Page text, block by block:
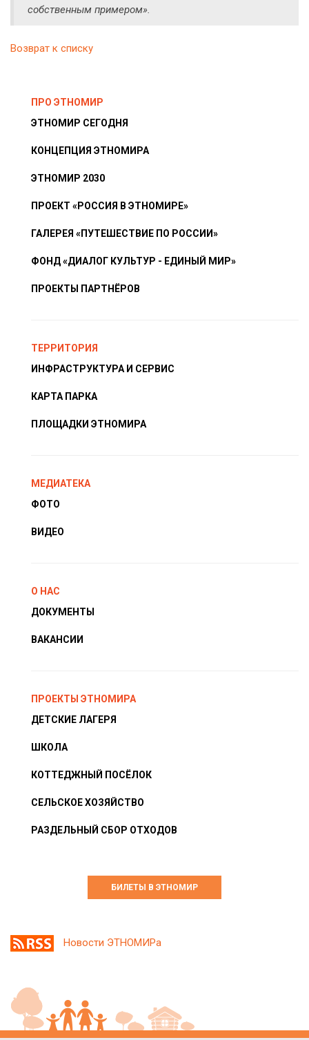
собственным примером».
Возврат к списку
ПРО ЭТНОМИР
ЭТНОМИР СЕГОДНЯ
КОНЦЕПЦИЯ ЭТНОМИРА
ЭТНОМИР 2030
ПРОЕКТ «РОССИЯ В ЭТНОМИРЕ»
ГАЛЕРЕЯ «ПУТЕШЕСТВИЕ ПО РОССИИ»
ФОНД «ДИАЛОГ КУЛЬТУР - ЕДИНЫЙ МИР»
ПРОЕКТЫ ПАРТНЁРОВ
ТЕРРИТОРИЯ
ИНФРАСТРУКТУРА И СЕРВИС
КАРТА ПАРКА
ПЛОЩАДКИ ЭТНОМИРА
МЕДИАТЕКА
ФОТО
ВИДЕО
О НАС
ДОКУМЕНТЫ
ВАКАНСИИ
ПРОЕКТЫ ЭТНОМИРА
ДЕТСКИЕ ЛАГЕРЯ
ШКОЛА
КОТТЕДЖНЫЙ ПОСЁЛОК
СЕЛЬСКОЕ ХОЗЯЙСТВО
РАЗДЕЛЬНЫЙ СБОР ОТХОДОВ
БИЛЕТЫ В ЭТНОМИР
Новости ЭТНОМИРа